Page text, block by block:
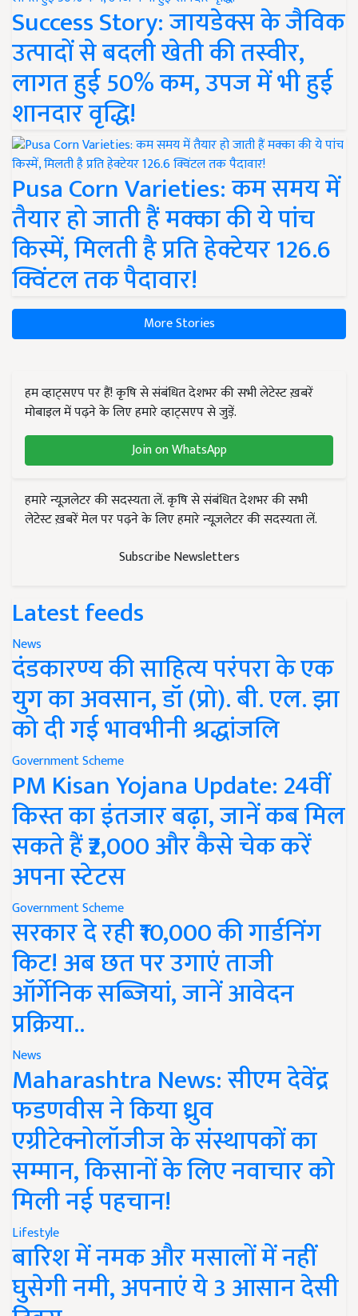
Success Story: जायडेक्स के जैविक
उत्पादों से बदली खेती की तस्वीर,
लागत हुई 50% कम, उपज में भी हुई
शानदार वृद्धि!
Pusa Corn Varieties: कम समय में
तैयार हो जाती हैं मक्का की ये पांच
किस्में, मिलती है प्रति हेक्टेयर 126.6
क्विंटल तक पैदावार!
More Stories
हम व्हाट्सएप पर हैं! कृषि से संबंधित देशभर की सभी लेटेस्ट ख़बरें
मोबाइल में पढ़ने के लिए हमारे व्हाट्सएप से जुड़ें.
Join on WhatsApp
हमारे न्यूज़लेटर की सदस्यता लें. कृषि से संबंधित देशभर की सभी
लेटेस्ट ख़बरें मेल पर पढ़ने के लिए हमारे न्यूज़लेटर की सदस्यता लें.
Subscribe Newsletters
Latest feeds
News
दंडकारण्य की साहित्य परंपरा के एक
युग का अवसान, डॉ (प्रो). बी. एल. झा
को दी गई भावभीनी श्रद्धांजलि
Government Scheme
PM Kisan Yojana Update: 24वीं
किस्त का इंतजार बढ़ा, जानें कब मिल
सकते हैं ₹2,000 और कैसे चेक करें
अपना स्टेटस
Government Scheme
सरकार दे रही ₹10,000 की गार्डनिंग
किट! अब छत पर उगाएं ताजी
ऑर्गेनिक सब्जियां, जानें आवेदन
प्रक्रिया..
News
Maharashtra News: सीएम देवेंद्र
फडणवीस ने किया ध्रुव
एग्रीटेक्नोलॉजीज के संस्थापकों का
सम्मान, किसानों के लिए नवाचार को
मिली नई पहचान!
Lifestyle
बारिश में नमक और मसालों में नहीं
घुसेगी नमी, अपनाएं ये 3 आसान देसी